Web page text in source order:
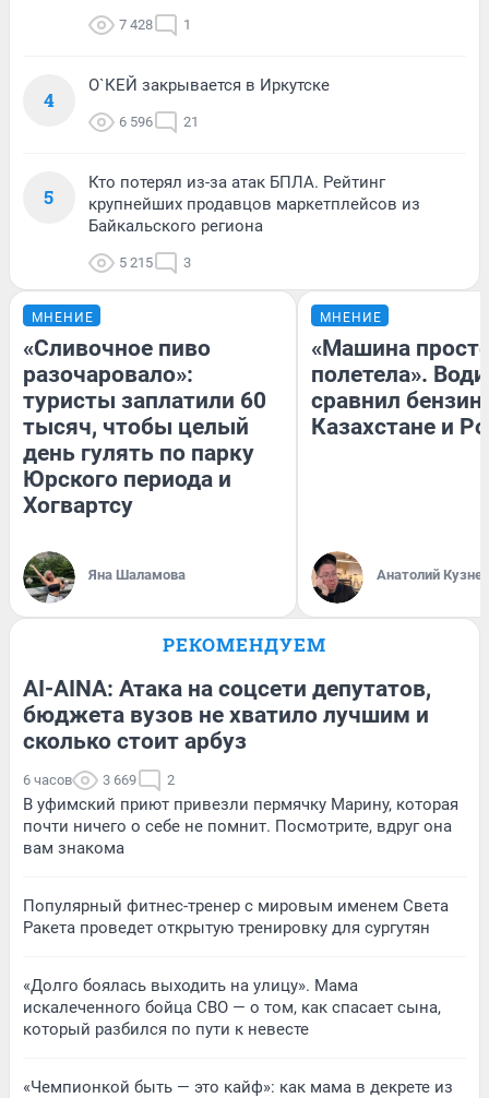
7 428 1
4
О`КЕЙ закрывается в Иркутске
6 596 21
5
Кто потерял из-за атак БПЛА. Рейтинг
крупнейших продавцов маркетплейсов из
Байкальского региона
5 215 3
МНЕНИЕ
«Сливочное пиво
разочаровало»:
туристы заплатили 60
тысяч, чтобы целый
день гулять по парку
Юрского периода и
Хогвартсу
Яна Шаламова
МНЕНИЕ
«Машина
полетела».
сравнил бензин
Казахстане и
Анатолий
РЕКОМЕНДУЕМ
AI-AINA: Атака на соцсети депутатов,
бюджета вузов не хватило лучшим и
сколько стоит арбуз
6 часов 3 669 2
В уфимский приют привезли пермячку Марину, которая
почти ничего о себе не помнит. Посмотрите, вдруг она
вам знакома
Популярный фитнес-тренер с мировым именем Света
Ракета проведет открытую тренировку для сургутян
«Долго боялась выходить на улицу». Мама
искалеченного бойца СВО — о том, как спасает сына,
который разбился по пути к невесте
«Чемпионкой быть — это кайф»: как мама в декрете из